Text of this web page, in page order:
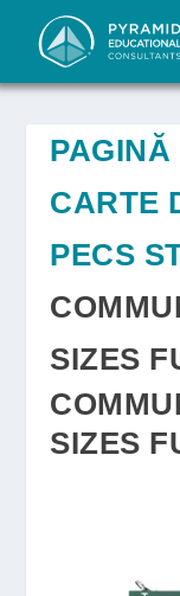
CARTE
PECS
SIZES
SIZES